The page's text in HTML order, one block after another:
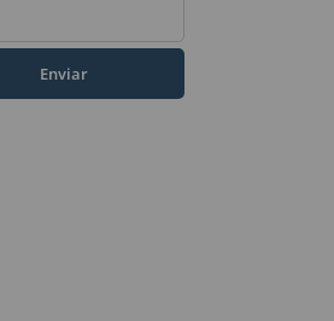
Enviar